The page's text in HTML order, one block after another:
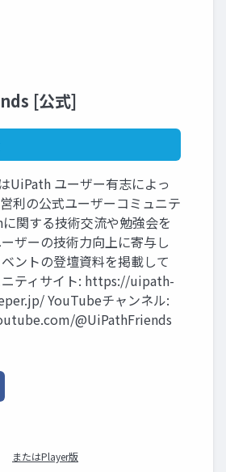
[公式]
UiPath ユーザー有志によっ
利の公式ユーザーコミュニテ
関する技術交流や勉強会を
ザーの技術力向上に寄与し
ントの登壇資料を掲載して
ニティサイト: https://uipath-
YouTubeチャンネル:
@UiPathFriends
またはPlayer版